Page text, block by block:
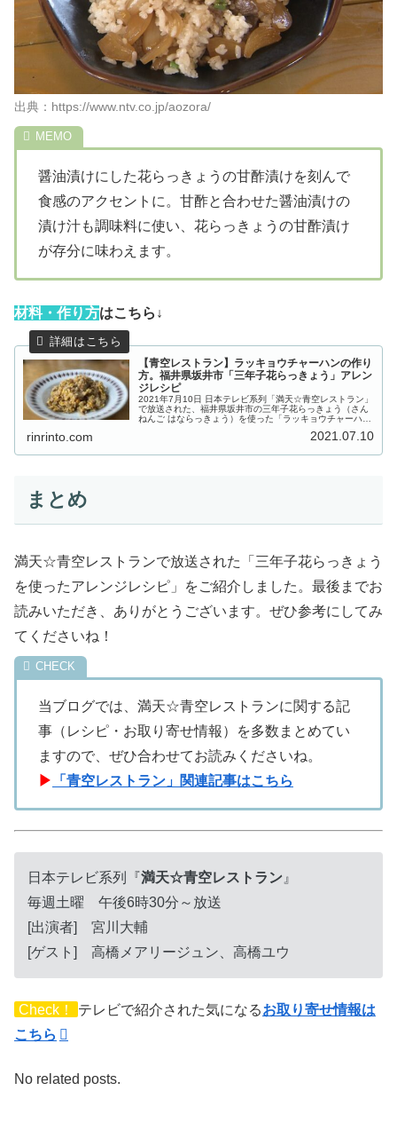
出典：https://www.ntv.co.jp/aozora/
醤油漬けにした花らっきょうの甘酢漬けを刻んで
食感のアクセントに。甘酢と合わせた醤油漬けの
漬け汁も調味料に使い、花らっきょうの甘酢漬け
が存分に味わえます。
材料・作り方はこちら↓
【青空レストラン】ラッキョウチャーハンの作り
方。福井県坂井市「三年子花らっきょう」アレン
ジレシピ
2021年7月10日 日本テレビ系列「満天☆青空レストラン」
で放送された、福井県坂井市の三年子花らっきょう（さん
ねんご はならっきょう）を使った「ラッキョウチャーハ
rinrinto.com 2021.07.10
まとめ
満天☆青空レストランで放送された「三年子花らっきょう
を使ったアレンジレシピ」をご紹介しました。最後までお
読みいただき、ありがとうございます。ぜひ参考にしてみ
てくださいね！
当ブログでは、満天☆青空レストランに関する記
事（レシピ・お取り寄せ情報）を多数まとめてい
ますので、ぜひ合わせてお読みくださいね。
▶
「青空レストラン」関連記事はこちら
日本テレビ系列『満天☆青空レストラン 』
毎週土曜 午後6時30分～放送
[出演者] 宮川大輔
[ゲスト] 高橋メアリージュン、高橋ユウ
Check！ テレビで紹介された気になるお取り寄せ情報は
こちら
No related posts.